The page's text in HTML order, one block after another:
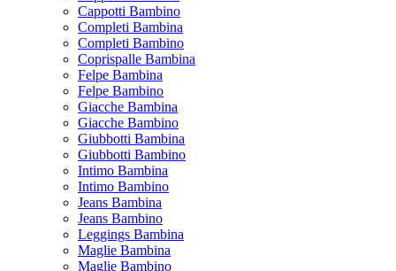
Cappotti Bambino
Completi Bambina
Completi Bambino
Coprispalle Bambina
Felpe Bambina
Felpe Bambino
Giacche Bambina
Giacche Bambino
Giubbotti Bambina
Giubbotti Bambino
Intimo Bambina
Intimo Bambino
Jeans Bambina
Jeans Bambino
Leggings Bambina
Maglie Bambina
Maglie Bambino